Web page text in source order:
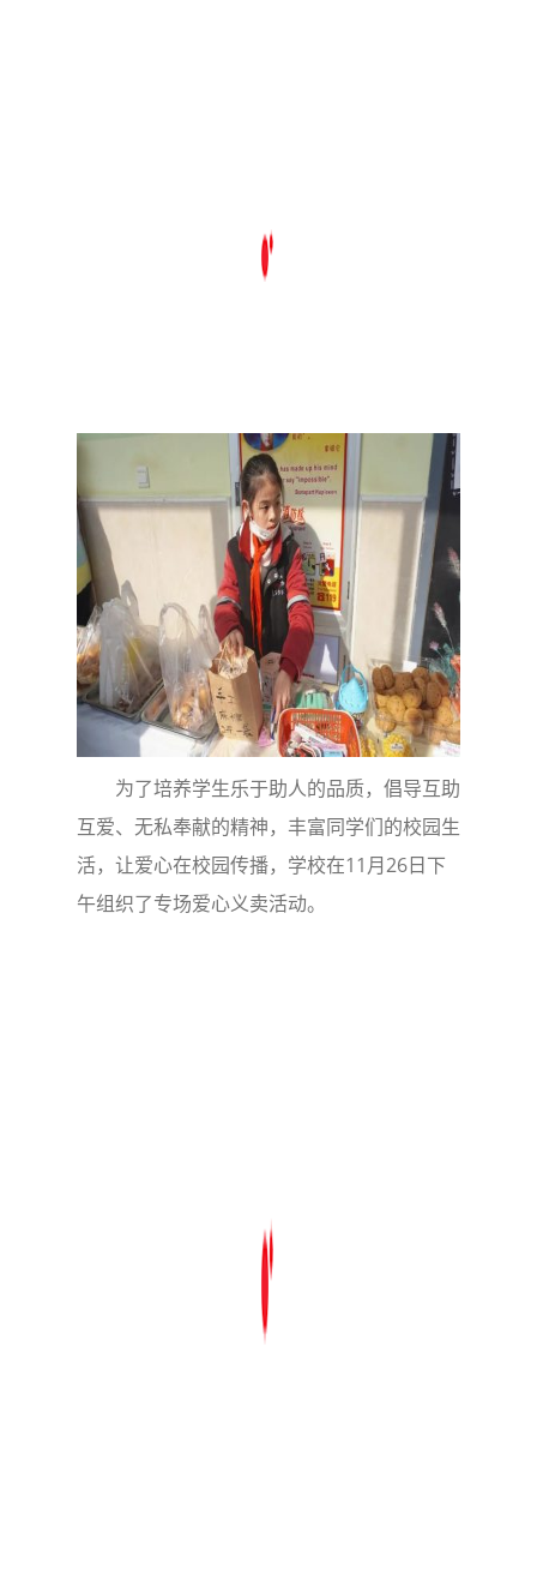
为了培养学生乐于助人的品质，倡导互助
互爱、无私奉献的精神，丰富同学们的校园生
活，让爱心在校园传播，学校在11月26日下
午组织了专场爱心义卖活动。